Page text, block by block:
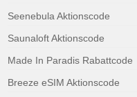
Seenebula Aktionscode
Saunaloft Aktionscode
Made In Paradis Rabattcode
Breeze eSIM Aktionscode